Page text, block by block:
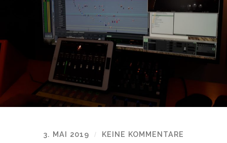
3. MAI 2019 / KEINE KOMMENTARE